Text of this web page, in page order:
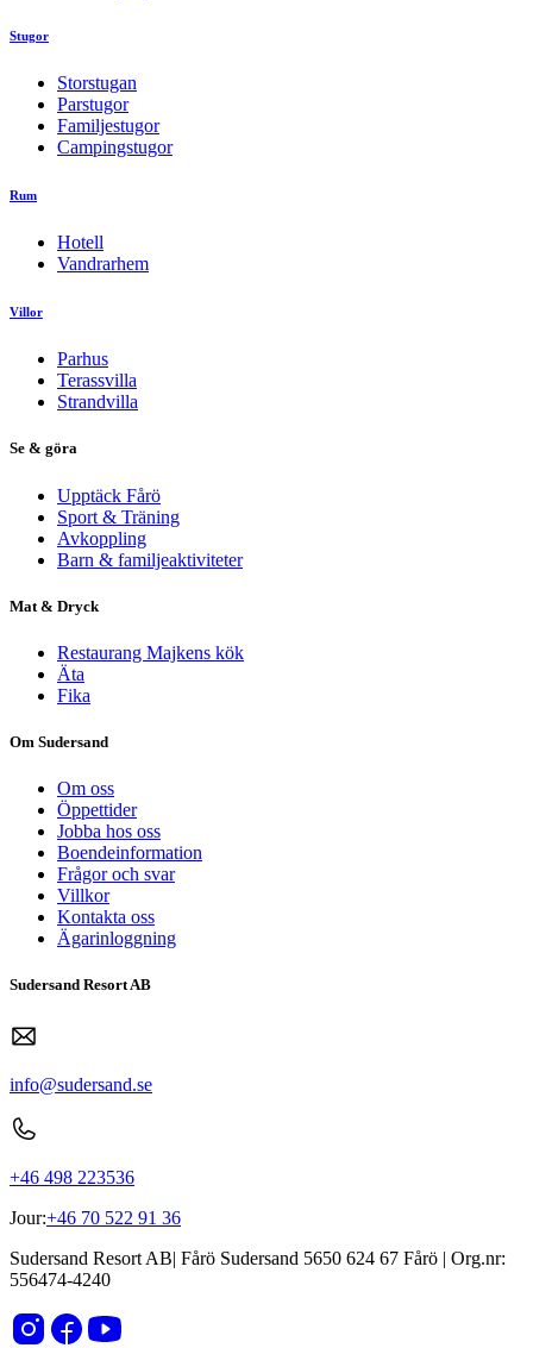
Stugor
Storstugan
Parstugor
Familjestugor
Campingstugor
Rum
Hotell
Vandrarhem
Villor
Parhus
Terassvilla
Strandvilla
Se & göra
Upptäck Fårö
Sport & Träning
Avkoppling
Barn & familjeaktiviteter
Mat & Dryck
Restaurang Majkens kök
Äta
Fika
Om Sudersand
Om oss
Öppettider
Jobba hos oss
Boendeinformation
Frågor och svar
Villkor
Kontakta oss
Ägarinloggning
Sudersand Resort AB
info@sudersand.se
+46 498 223536
Jour:+46 70 522 91 36
Sudersand Resort AB| Fårö Sudersand 5650 624 67 Fårö | Org.nr:
556474-4240